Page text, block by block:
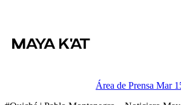
Área de Prensa Mar